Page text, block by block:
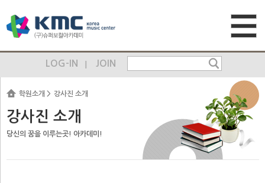
LOG-IN JOIN
학원소개 강사진 소개
강사진 소개
당신의 꿈을 이루는곳! 아카데미!